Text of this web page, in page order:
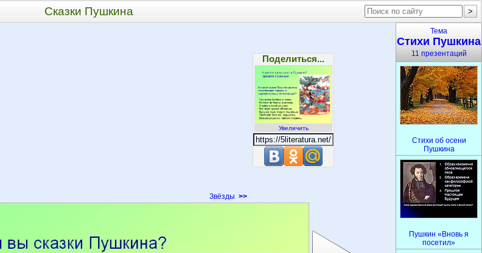
Сказки Пушкина
Поделиться...
Увеличить
Звёзды >>
Тема
Стихи Пушкина
11 презентаций
Стихи об осени
Пушкина
Пушкин «Вновь я
посетил»